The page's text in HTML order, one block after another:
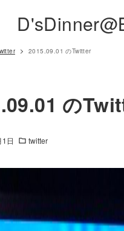
2015.09.01 のTwitter
の
日 twitter